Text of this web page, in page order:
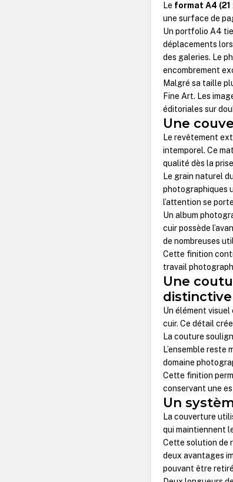
Le format A4 (21
une surface de
Un portfolio A4
déplacements
des galeries. Le
encombrement
Malgré sa taille
Fine Art. Les
éditoriales sur
Une
Le revêtement
intemporel. Ce
qualité dès la
Le grain naturel
photographiques
l’attention se
Un album
cuir possède
de nombreuses
Cette finition
travail
Une
distinctive
Un élément
cuir. Ce détail
La couture
L’ensemble
domaine
Cette finition
conservant une
Un
La couverture
qui maintiennent
Cette solution de
deux avantages
pouvant être